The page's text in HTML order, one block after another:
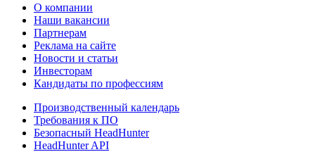
О компании
Наши вакансии
Партнерам
Реклама на сайте
Новости и статьи
Инвесторам
Кандидаты по профессиям
Производственный календарь
Требования к ПО
Безопасный HeadHunter
HeadHunter API